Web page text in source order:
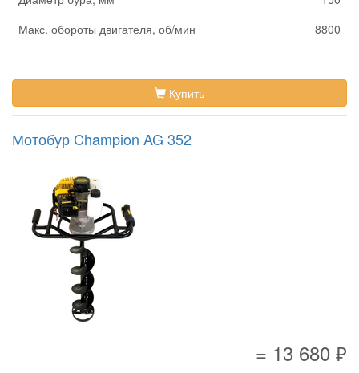
Макс. обороты двигателя, об/мин
8800
Купить
Мотобур Champion AG 352
= 13 680 ₽